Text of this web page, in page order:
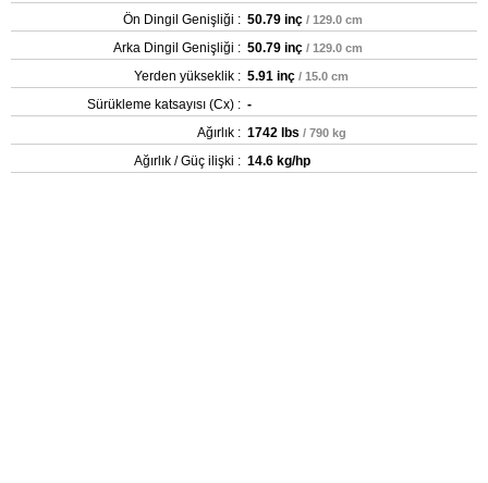
Ön Dingil Genişliği : 50.79 inç / 129.0 cm
Arka Dingil Genişliği : 50.79 inç / 129.0 cm
Yerden yükseklik : 5.91 inç / 15.0 cm
Sürükleme katsayısı (Cx) : -
Ağırlık : 1742 lbs / 790 kg
Ağırlık / Güç ilişki : 14.6 kg/hp